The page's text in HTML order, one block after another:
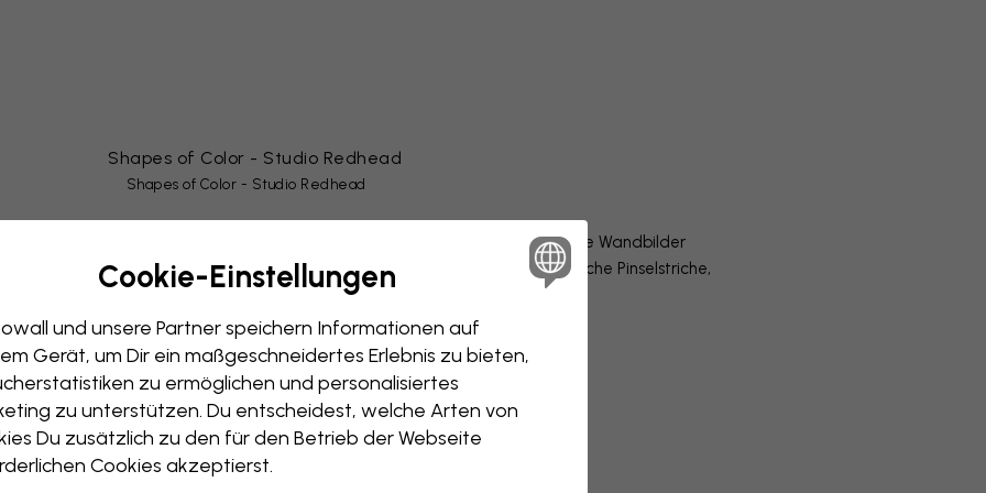
Hi there!
It looks like you are visiting us from USA.
Shapes of Color - Studio Redhead
und Jetzt" und steht für klare Linien und eine frische Ausstrahlung. Passende Wandbilder
geometrische Muster oder stilisierte Stadtansichten von
. Dynamische Pinselstriche,
aus gedeckten Tönen mit gelegentlichen Farbakzenten sind typisch.
Cookie-Einstellungen
und unsere Partner speichern Informationen auf
Gerät, um Dir ein maßgeschneidertes Erlebnis zu bieten,
zu ermöglichen und personalisiertes
zu unterstützen. Du entscheidest, welche Arten von
Du zusätzlich zu den für den Betrieb der Webseite
Cookies akzeptierst.